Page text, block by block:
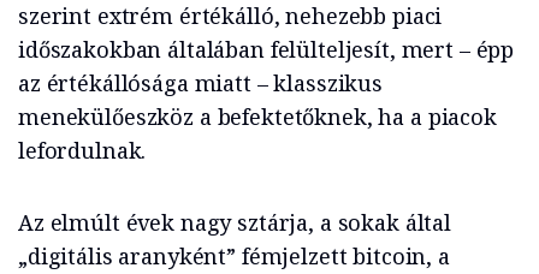
szerint extrém értékálló, nehezebb piaci
időszakokban általában felülteljesít, mert – épp
az értékállósága miatt – klasszikus
menekülőeszköz a befektetőknek, ha a piacok
lefordulnak.
Az elmúlt évek nagy sztárja, a sokak által
„digitális aranyként” fémjelzett bitcoin, a